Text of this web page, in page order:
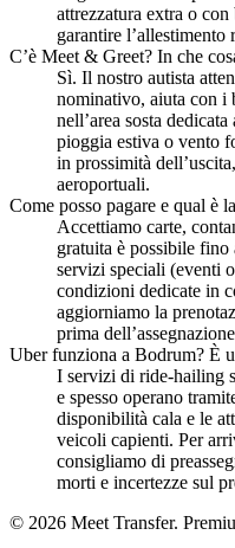
attrezzatura extra o
garantire l’allestimento
C’è Meet & Greet? In che
Sì. Il nostro autista
nominativo, aiuta con i
nell’area sosta
pioggia estiva o vento
in prossimità
aeroportuali.
Come posso pagare e qual è
Accettiamo carte,
gratuita è possibile
servizi speciali (eventi
condizioni dedicate in
aggiorniamo la
prima
Uber funziona a Bodrum? È
I servizi di ride-hailing
e spesso operano
disponibilità cala e le
veicoli capienti. Per
consigliamo di
morti e incertezze sul
© 2026 Meet Transfer.